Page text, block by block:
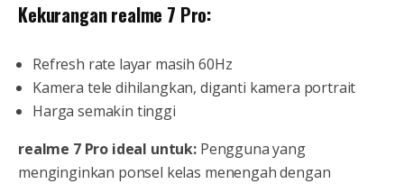
Kekurangan realme 7 Pro:
Refresh rate layar masih 60Hz
Kamera tele dihilangkan, diganti kamera portrait
Harga semakin tinggi
realme 7 Pro ideal untuk: Pengguna yang
menginginkan ponsel kelas menengah dengan